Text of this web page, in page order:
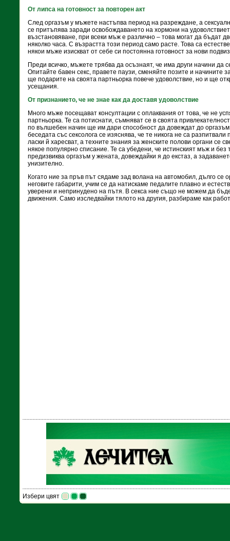
От липса на готовност за повторен акт
След оргазъм у мъжете настъпва период на разреждане, а
се притъпява заради освобождаването на хормони на
възстановяване, при всеки мъж е различно – това могат да бъдат
няколко часа. С възрастта този период само расте. Това са
някои мъже изискват от себе си постоянна готовност за нови
Преди всичко, мъжете трябва да осъзнаят, че има други начини да
Опитайте бавен секс, правете паузи, сменяйте позите и начините
ще подарите на своята партньорка повече удоволствие, но и ще
усещания.
От признанието, че не знае как да доставя удоволствие
Много мъже посещават консултации с оплаквания от това, че не
партньорка. Те са потиснати, съмняват се в своята
по вълшебен начин ще им дари способност да довеждат до
беседата със сексолога се изяснява, че те никога не са разпитвали
ласки й харесват, а техните знания за женските полови органи се
някое популярно списание. Те са убедени, че истинският мъж и
предизвиква оргазъм у жената, довеждайки я до екстаз, а
унизително.
Когато ние за пръв път сядаме зад волана на автомобил, дълго се
неговите габарити, учим се да натискаме педалите плавно и
уверени и непринудено на пътя. В секса ние също не можем да
движения. Само изследвайки тялото на другия, разбираме как
Избери цвят